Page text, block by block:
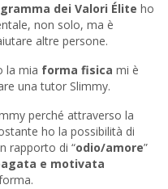
dei Valori Élite ho
non solo, ma è
altre persone.
la mia forma fisica mi è
una tutor Slimmy.
perché attraverso la
ho la possibilità di
rapporto di “odio/amore”
e motivata